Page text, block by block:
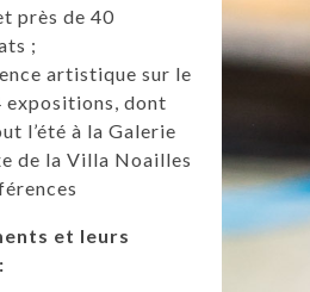
près de 40
;
artistique sur le
expositions, dont
l’été à la Galerie
de la Villa Noailles
et leurs